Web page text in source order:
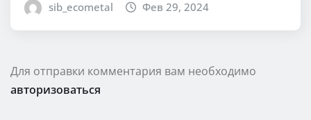
sib_ecometal Фев 29, 2024
Для отправки комментария вам необходимо
авторизоваться